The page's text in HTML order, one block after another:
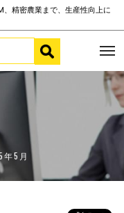
精密農業まで、生産性向上に
5月